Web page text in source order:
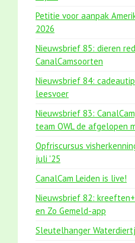
Petitie voor aanpak
2026
Nieuwsbrief 85: dieren
CanalCamsoorten
Nieuwsbrief 84:
leesvoer
Nieuwsbrief 83:
team OWL de afgelopen
Opfriscursus
juli '25
CanalCam Leiden is live!
Nieuwsbrief 82:
en Zo Gemeld-app
Sleutelhanger